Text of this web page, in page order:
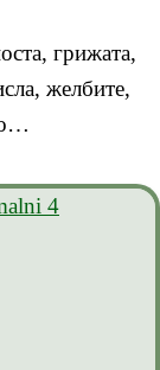
грижата,
желбите,